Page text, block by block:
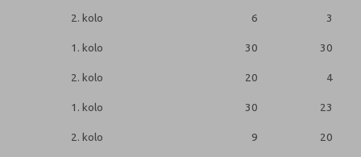
2. kolo 6 3
1. kolo 30 30
2. kolo 20 4
1. kolo 30 23
2. kolo 9 20